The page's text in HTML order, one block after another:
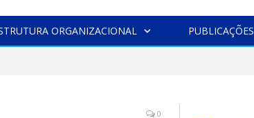
ORGANIZACIONAL PUBLICAÇÕES
0